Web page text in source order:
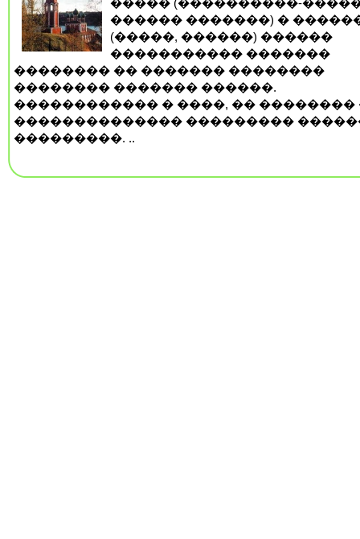
����� (����������-
������ �������) �
(�����, ������) ������
����������� �������
�������� �� ������� ��������
�������� ������� ������.
������������ � ����, �� ��������
�������������� ���������
���������. ..